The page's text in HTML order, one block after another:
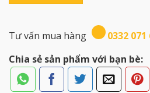
Tư vấn mua hàng
0332 071
Chia sẻ sản phẩm với bạn bè: